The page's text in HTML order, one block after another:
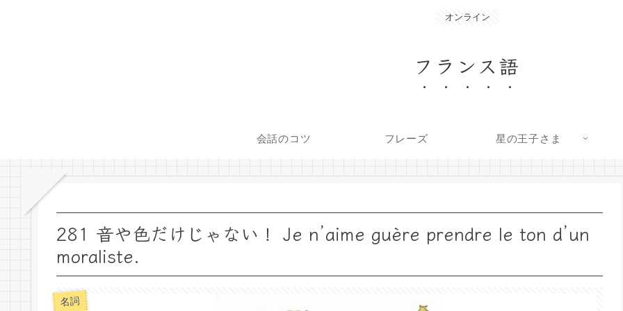
オンライン
フランス語
会話のコツ フレーズ 星の王子さま
281 音や色だけじゃない！ Je n’aime guère prendre le ton d’un
moraliste.
名詞